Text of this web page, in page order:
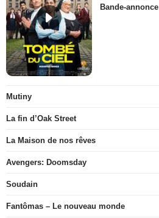
Bande-annonce
Mutiny
La fin d’Oak Street
La Maison de nos rêves
Avengers: Doomsday
Soudain
Fantômas – Le nouveau monde